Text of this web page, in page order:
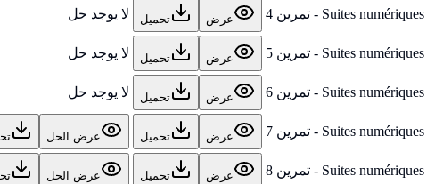
Suites numériques - تمرين 4 عرض تحميل لا يوجد حل
Suites numériques - تمرين 5 عرض تحميل لا يوجد حل
Suites numériques - تمرين 6 عرض تحميل لا يوجد حل
Suites numériques - تمرين 7 عرض تحميل عرض الحل
Suites numériques - تمرين 8 عرض تحميل عرض الحل